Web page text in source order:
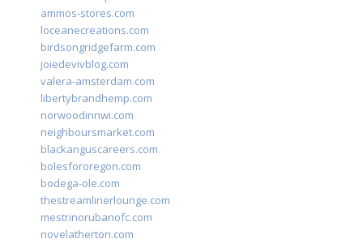
ammos-stores.com
loceanecreations.com
birdsongridgefarm.com
joiedevivblog.com
valera-amsterdam.com
libertybrandhemp.com
norwoodinnwi.com
neighboursmarket.com
blackanguscareers.com
bolesfororegon.com
bodega-ole.com
thestreamlinerlounge.com
mestrinorubanofc.com
novelatherton.com